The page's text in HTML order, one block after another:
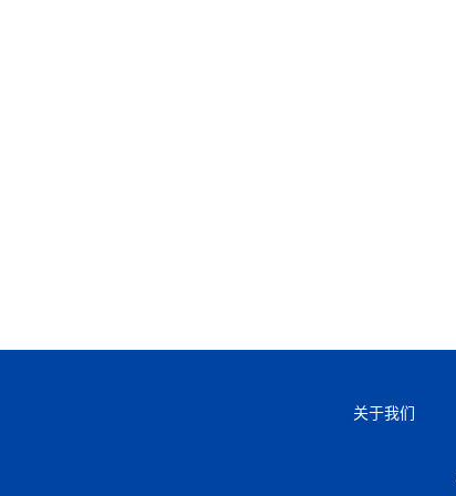
关于我们